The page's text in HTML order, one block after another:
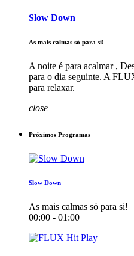
Slow Down
As mais calmas só para si!
A noite é para acalmar ,
para o dia seguinte. A
para relaxar.
close
Próximos Programas
Slow Down
As mais calmas só para si!
00:00 - 01:00